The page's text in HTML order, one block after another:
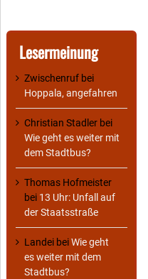
Lesermeinung
Zwischenruf bei
Hoppala, angefahren
Christian Stadler bei
Wie geht es weiter mit
dem Stadtbus?
Thomas Hofmeister
bei 13 Uhr: Unfall auf
der Staatsstraße
Landei beiWie geht
es weiter mit dem
Stadtbus?